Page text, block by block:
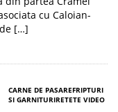
cu Caloian-
[…]
CARNE DE PASAREFRIPTURI
SI GARNITURIRETETE VIDEO